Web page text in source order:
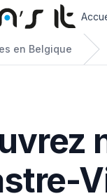
en Belgique